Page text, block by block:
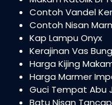
Contoh Vandel
Contoh Nisan
Kap Lampu Onyx
Kerajinan Vas
Harga Kijing
Harga Marmer
Guci Tempat Abu